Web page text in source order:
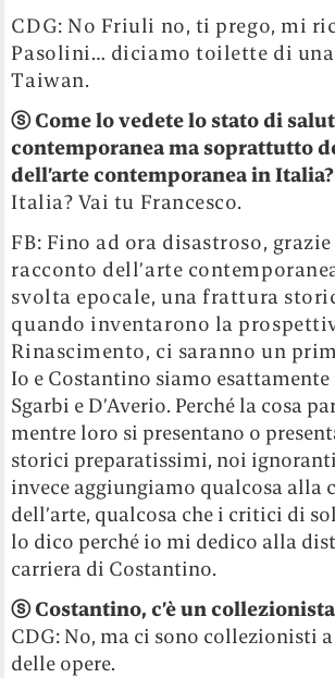
CDG: No Friuli no, ti prego, mi
Pasolini… diciamo toilette di
Taiwan.
ⓢCome lo vedete lo stato di
contemporanea ma soprattutto
dell’arte contemporanea in Italia?
Italia? Vai tu Francesco.
FB: Fino ad ora disastroso,
racconto dell’arte
svolta epocale, una frattura
quando inventarono la
Rinascimento, ci saranno un
Io e Costantino siamo esattamente
Sgarbi e D’Averio. Perché la cosa
mentre loro si presentano o
storici preparatissimi, noi
invece aggiungiamo qualcosa alla
dell’arte, qualcosa che i critici di
lo dico perché io mi dedico alla
carriera di Costantino.
ⓢCostantino, c’è un
CDG: No, ma ci sono collezionisti
delle opere.